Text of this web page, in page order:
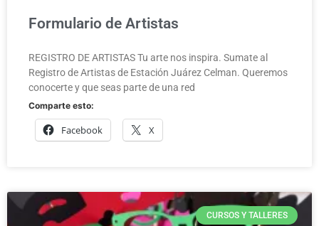
Formulario de Artistas
REGISTRO DE ARTISTAS Tu arte nos inspira. Sumate al
Registro de Artistas de Estación Juárez Celman. Queremos
conocerte y que seas parte de una red
Comparte esto:
Facebook X
CURSOS Y TALLERES